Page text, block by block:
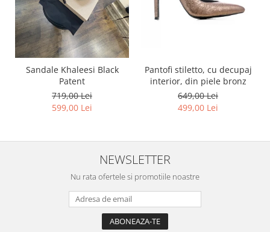
Sandale Khaleesi Black
Patent
719,00 Lei
599,00 Lei
Pantofi stiletto, cu decupaj
interior, din piele bronz
649,00 Lei
499,00 Lei
NEWSLETTER
Nu rata ofertele si promotiile noastre